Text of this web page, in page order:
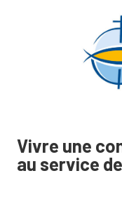
Vivre une
au service